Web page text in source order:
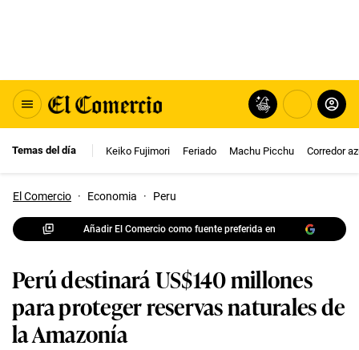
Temas del día Keiko Fujimori Feriado Machu Picchu Corredor
El Comercio · Economia · Peru
Añadir El Comercio como fuente preferida en
Perú destinará US$140 millones
para proteger reservas naturales de
la Amazonía